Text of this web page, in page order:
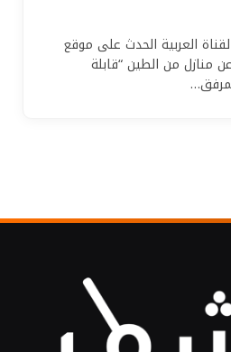
العربية الحدث على موقع
من الطين “قابلة